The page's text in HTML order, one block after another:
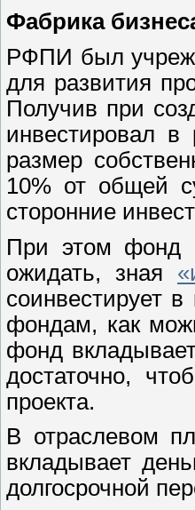
Фабрика
РФПИ был
для развития
Получив при
инвестировал
размер
10% от общей
сторонние
При этом фонд
ожидать, зная
соинвестирует
фондам, как
фонд
достаточно,
проекта.
В отраслевом
вкладывает
долгосрочной